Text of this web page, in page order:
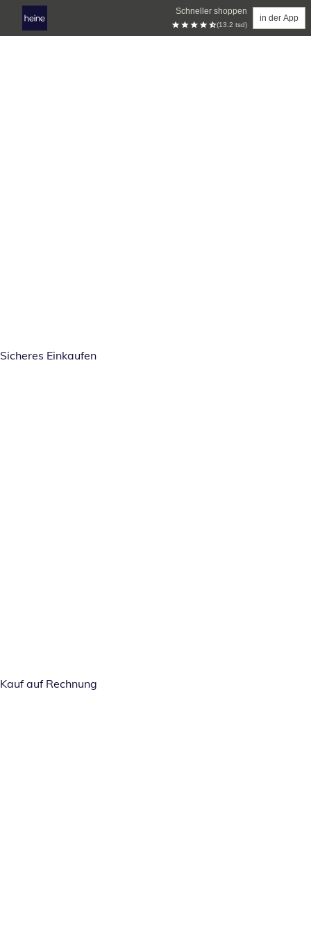
Schneller shoppen
(13.2 tsd)
in der App
Sicheres Einkaufen
Kauf auf Rechnung